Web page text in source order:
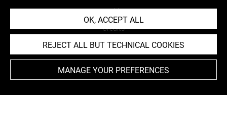
Cookies
Credits
Accessibility : non compliant
OK, ACCEPT ALL
REJECT ALL BUT TECHNICAL COOKIES
MANAGE YOUR PREFERENCES